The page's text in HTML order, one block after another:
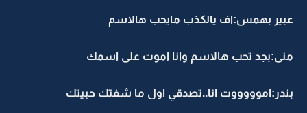
عبير بهمس:اف يالكذب مايحب هالاسم
منى:بجد تحب هالاسم وانا اموت على اسمك
بندر:اموووووت انا..تصدقي اول ما شفتك حبيتك